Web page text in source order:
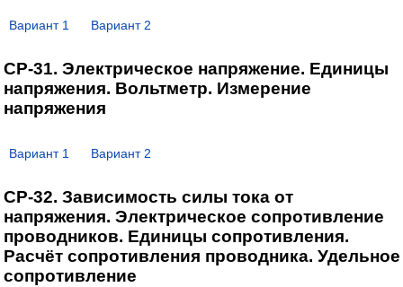
Вариант 1 Вариант 2
СР-31. Электрическое напряжение. Единицы
напряжения. Вольтметр. Измерение
напряжения
Вариант 1 Вариант 2
СР-32. Зависимость силы тока от
напряжения. Электрическое сопротивление
проводников. Единицы сопротивления.
Расчёт сопротивления проводника. Удельное
сопротивление